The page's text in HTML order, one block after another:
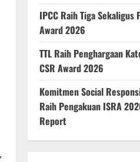
IPCC Raih Tiga Sekaligus
Award 2026
TTL Raih Penghargaan
CSR Award 2026
Komitmen Social
Raih Pengakuan ISRA
Report